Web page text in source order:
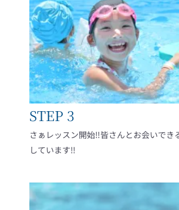
STEP 3
さぁレッスン開始‼皆さんとお会いでき
しています‼